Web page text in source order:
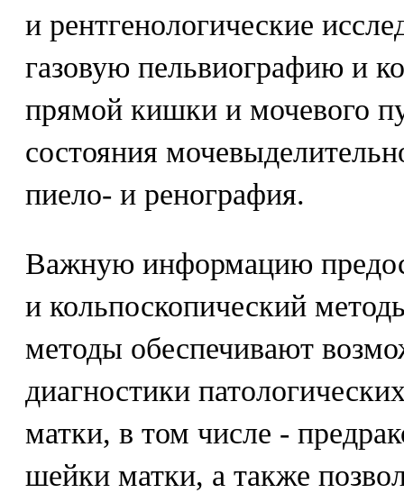
и рентгенологические
газовую пельвиографию и
прямой кишки и мочевого
состояния
пиело- и ренография.
Важную информацию
и кольпоскопический
методы обеспечивают
диагностики
матки, в том числе -
шейки матки, а также